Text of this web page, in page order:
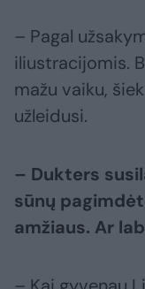
– Pagal
iliustracijomis.
mažu vaiku,
užleidusi.
– Dukters
sūnų
amžiaus. Ar